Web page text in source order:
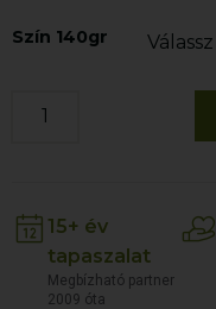
Szín 140gr
15+ év
tapaszalat
Megbízható partner
2009 óta